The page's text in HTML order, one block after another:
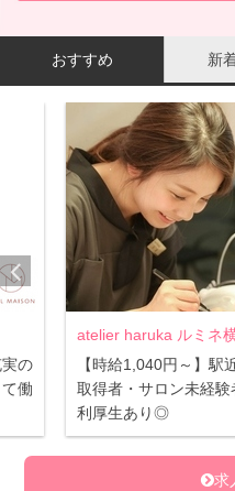
おすすめ 新
の
働
atelier haruka ルミネ
【時給1,040円～】
取得者・サロン未経
利厚生あり◎
求